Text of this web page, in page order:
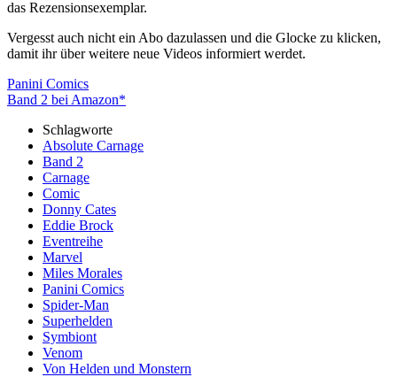
das Rezensionsexemplar.
Vergesst auch nicht ein Abo dazulassen und die Glocke zu klicken,
damit ihr über weitere neue Videos informiert werdet.
Panini Comics
Band 2 bei Amazon*
Schlagworte
Absolute Carnage
Band 2
Carnage
Comic
Donny Cates
Eddie Brock
Eventreihe
Marvel
Miles Morales
Panini Comics
Spider-Man
Superhelden
Symbiont
Venom
Von Helden und Monstern